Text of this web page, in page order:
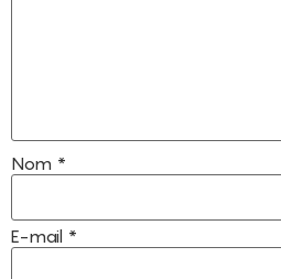
Nom *
E-mail *